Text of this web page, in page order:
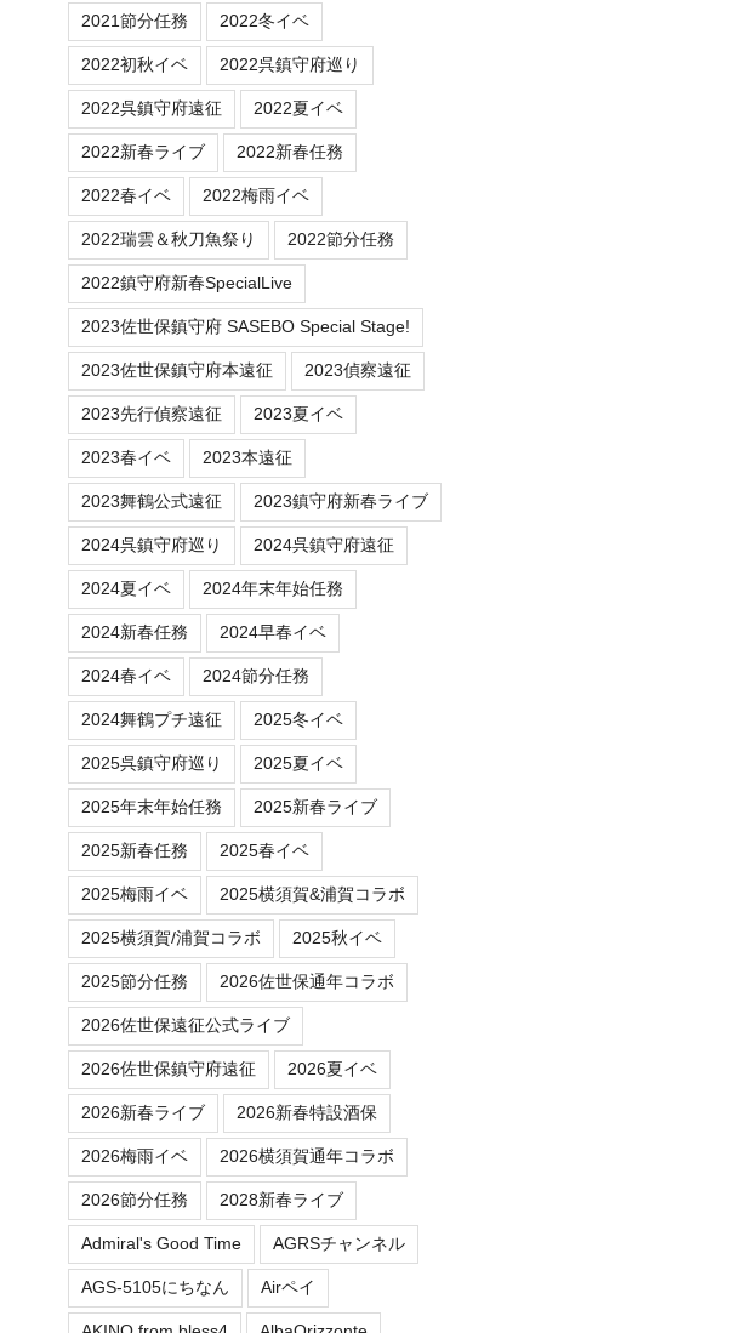
2021節分任務 2022冬イベ
2022初秋イベ 2022呉鎮守府巡り
2022呉鎮守府遠征 2022夏イベ
2022新春ライブ 2022新春任務
2022春イベ 2022梅雨イベ
2022瑞雲＆秋刀魚祭り 2022節分任務
2022鎮守府新春SpecialLive
2023佐世保鎮守府 SASEBO Special Stage!
2023佐世保鎮守府本遠征 2023偵察遠征
2023先行偵察遠征 2023夏イベ
2023春イベ 2023本遠征
2023舞鶴公式遠征 2023鎮守府新春ライブ
2024呉鎮守府巡り 2024呉鎮守府遠征
2024夏イベ 2024年末年始任務
2024新春任務 2024早春イベ
2024春イベ 2024節分任務
2024舞鶴プチ遠征 2025冬イベ
2025呉鎮守府巡り 2025夏イベ
2025年末年始任務 2025新春ライブ
2025新春任務 2025春イベ
2025梅雨イベ 2025横須賀&浦賀コラボ
2025横須賀/浦賀コラボ 2025秋イベ
2025節分任務 2026佐世保通年コラボ
2026佐世保遠征公式ライブ
2026佐世保鎮守府遠征 2026夏イベ
2026新春ライブ 2026新春特設酒保
2026梅雨イベ 2026横須賀通年コラボ
2026節分任務 2028新春ライブ
Admiral's Good Time AGRSチャンネル
AGS-5105にちなん Airペイ